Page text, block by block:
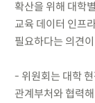
확산을 위해 대학
교육 데이터 인프
필요하다는 의견
- 위원회는 대학
관계부처와 협력